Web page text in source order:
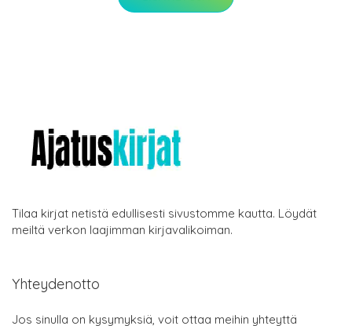
Tilaa kirjat netistä edullisesti sivustomme kautta. Löydät
meiltä verkon laajimman kirjavalikoiman.
Yhteydenotto
Jos sinulla on kysymyksiä, voit ottaa meihin yhteyttä